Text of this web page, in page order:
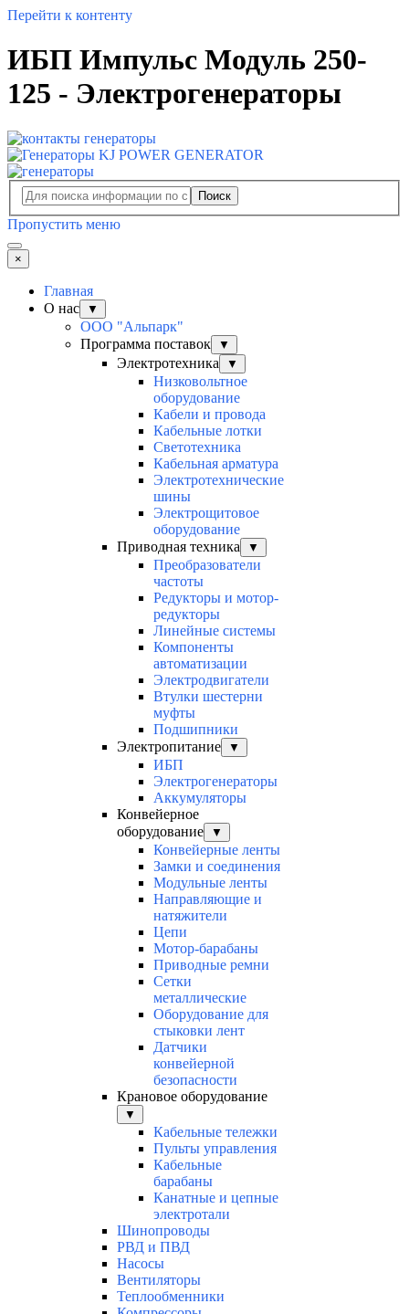
Перейти к контенту
ИБП Импульс Модуль 250-
125 - Электрогенераторы
Поиск
Пропустить меню
×
Главная
О нас
▼
ООО "Альпарк"
Программа поставок
▼
Электротехника ▼
Низковольтное
оборудование
Кабели и провода
Кабельные лотки
Светотехника
Кабельная арматура
Электротехнические
шины
Электрощитовое
оборудование
Приводная техника
▼
Преобразователи
частоты
Редукторы и мотор-
редукторы
Линейные системы
Компоненты
автоматизации
Электродвигатели
Втулки шестерни
муфты
Подшипники
Электропитание
▼
ИБП
Электрогенераторы
Аккумуляторы
Конвейерное
оборудование
▼
Конвейерные ленты
Замки и соединения
Модульные ленты
Направляющие и
натяжители
Цепи
Мотор-барабаны
Приводные ремни
Сетки
металлические
Оборудование для
стыковки лент
Датчики
конвейерной
безопасности
Крановое оборудование
▼
Кабельные тележки
Пульты управления
Кабельные
барабаны
Канатные и цепные
электротали
Шинопроводы
РВД и ПВД
Насосы
Вентиляторы
Теплообменники